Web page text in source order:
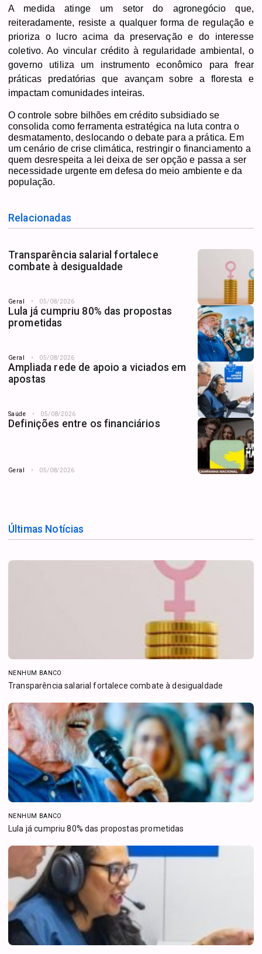
A medida atinge um setor do agronegócio que,
reiteradamente, resiste a qualquer forma de regulação e
prioriza o lucro acima da preservação e do interesse
coletivo. Ao vincular crédito à regularidade ambiental, o
governo utiliza um instrumento econômico para frear
práticas predatórias que avançam sobre a floresta e
impactam comunidades inteiras.
O controle sobre bilhões em crédito subsidiado se
consolida como ferramenta estratégica na luta contra o
desmatamento, deslocando o debate para a prática. Em
um cenário de crise climática, restringir o financiamento a
quem desrespeita a lei deixa de ser opção e passa a ser
necessidade urgente em defesa do meio ambiente e da
população.
Relacionadas
Transparência salarial fortalece
combate à desigualdade
Geral 05/08/2026
Lula já cumpriu 80% das propostas
prometidas
Geral 05/08/2026
Ampliada rede de apoio a viciados em
apostas
Saúde 05/08/2026
Definições entre os financiários
Geral 05/08/2026
Últimas Notícias
NENHUM BANCO
Transparência salarial fortalece combate à desigualdade
NENHUM BANCO
Lula já cumpriu 80% das propostas prometidas